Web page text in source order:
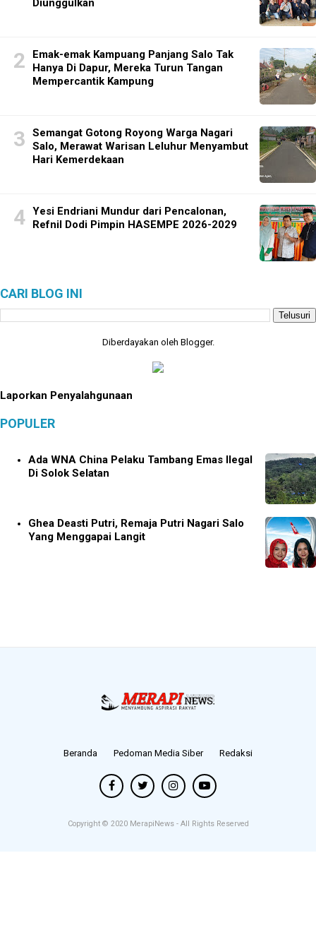
Emak-emak Kampuang Panjang Salo Tak
Hanya Di Dapur, Mereka Turun Tangan
Mempercantik Kampung
Semangat Gotong Royong Warga Nagari
Salo, Merawat Warisan Leluhur Menyambut
Hari Kemerdekaan
Yesi Endriani Mundur dari Pencalonan,
Refnil Dodi Pimpin HASEMPE 2026-2029
CARI BLOG INI
Diberdayakan oleh Blogger.
Laporkan Penyalahgunaan
POPULER
Ada WNA China Pelaku Tambang Emas Ilegal
Di Solok Selatan
Ghea Deasti Putri, Remaja Putri Nagari Salo
Yang Menggapai Langit
Beranda Pedoman Media Siber Redaksi
Copyright © 2020 MerapiNews - All Rights Reserved